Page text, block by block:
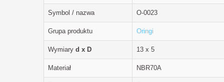
Symbol / nazwa O-0023
Grupa produktu Oringi
Wymiary d x D 13 x 5
Materiał NBR70A